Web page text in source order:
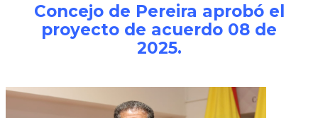
Concejo de Pereira aprobó el
proyecto de acuerdo 08 de
2025.